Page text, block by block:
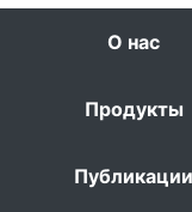
О нас
Продукты
Публикации